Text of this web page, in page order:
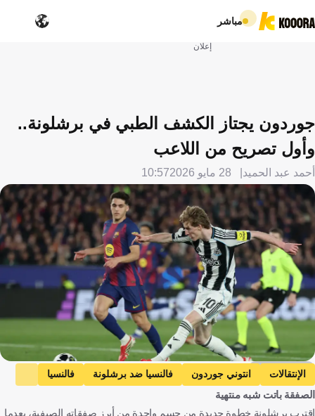
مباشر
إعلان
جوردون يجتاز الكشف الطبي في برشلونة..
وأول تصريح من اللاعب
أحمد عبد الحميد 28 مايو 2026 10:57
Getty Images
الإنتقالات انتوني جوردون فالنسيا ضد برشلونة
فالنسيا
برشلونة
الدوري الإسبانيالصفقة باتت شبه منتهية
اقترب برشلونة خطوة جديدة من حسم واحدة من أبرز صفقاته الصيفية، بعدما